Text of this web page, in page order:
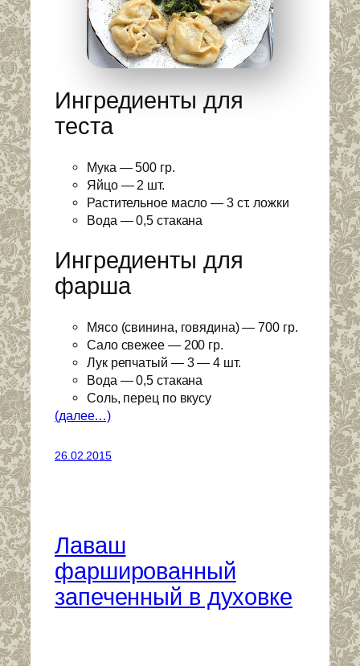
Ингредиенты для
теста
Мука — 500 гр.
Яйцо — 2 шт.
Растительное масло — 3 ст. ложки
Вода — 0,5 стакана
Ингредиенты для
фарша
Мясо (свинина, говядина) — 700 гр.
Сало свежее — 200 гр.
Лук репчатый — 3 — 4 шт.
Вода — 0,5 стакана
Соль, перец по вкусу
(далее…)
26.02.2015
Лаваш
фаршированный
запеченный в духовке